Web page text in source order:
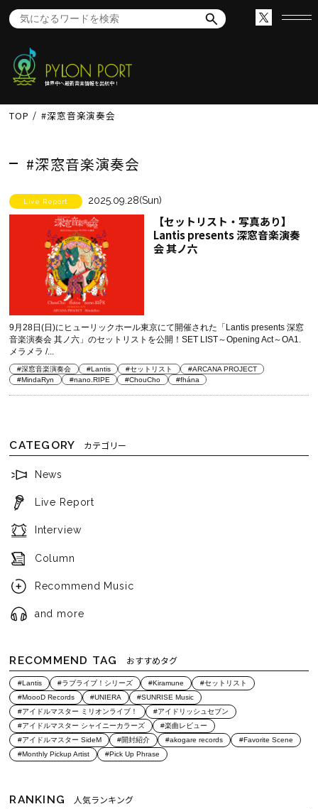
世界中へ最新音楽情報を出航中！
TOP #深窓音楽演奏会
#深窓音楽演奏会
Live Report 2025.09.28(Sun)
【セットリスト・写真あり】
Lantis presents 深窓音楽演奏
会 其ノ六
9月28日(日)にヒューリックホール東京にて開催された「Lantis presents 深窓
音楽演奏会 其ノ六」のセットリストを公開！SET LIST～Opening Act～OA1.
メラメラ /...
#深窓音楽演奏会 #Lantis #セットリスト
#ARCANA PROJECT
#MindaRyn
#nano.RIPE #ChouCho #fhána
CATEGORY カテゴリー
News
Live Report
Interview
Column
Recommend Music
and more
RECOMMEND TAG おすすめタグ
#Lantis #ラブライブ！シリーズ #Kiramune
#セットリスト
#MoooD Records
#UNIERA
#SUNRISE Music
#アイドルマスター ミリオンライブ！
#アイドリッシュセブン
#アイドルマスター シャイニーカラーズ
#楽曲レビュー
#アイドルマスター SideM
#開封紹介 #akogare records
#Favorite Scene
#Monthly Pickup Artist
#Pick Up Phrase
RANKING 人気ランキング